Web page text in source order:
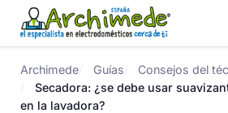
Archimede Guías
Consejos del
Secadora: ¿se debe usar
en la lavadora?